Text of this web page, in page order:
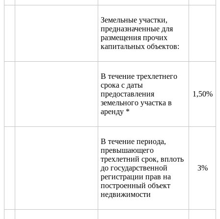
Земельные участки,
предназначенные для
размещения прочих
капитальных объектов:
В течение трехлетнего
срока с даты
предоставления
земельного участка в
аренду *
1,50%
В течение периода,
превышающего
трехлетний срок, вплоть
до государственной
регистрации прав на
построенный объект
недвижимости
3%